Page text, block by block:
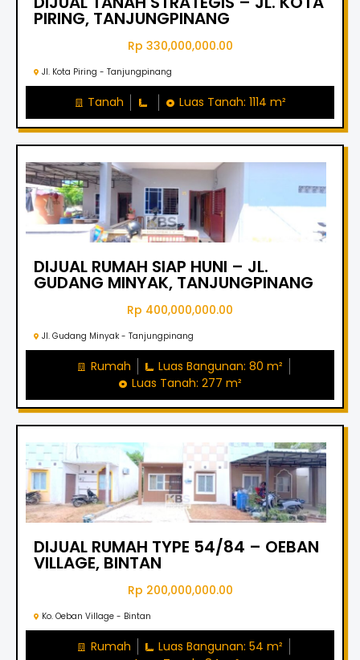
PIRING, TANJUNGPINANG
Rp 330,000,000.00
Jl. Kota Piring - Tanjungpinang
Tanah Luas Tanah: 1114 m²
DIJUAL RUMAH SIAP HUNI – JL.
GUDANG MINYAK, TANJUNGPINANG
Rp 400,000,000.00
Jl. Gudang Minyak - Tanjungpinang
Rumah
Luas Bangunan: 80 m²
Luas Tanah: 277 m²
DIJUAL RUMAH TYPE 54/84 – OEBAN
VILLAGE, BINTAN
Rp 200,000,000.00
Ko. Oeban Village - Bintan
Rumah
Luas Bangunan: 54 m²